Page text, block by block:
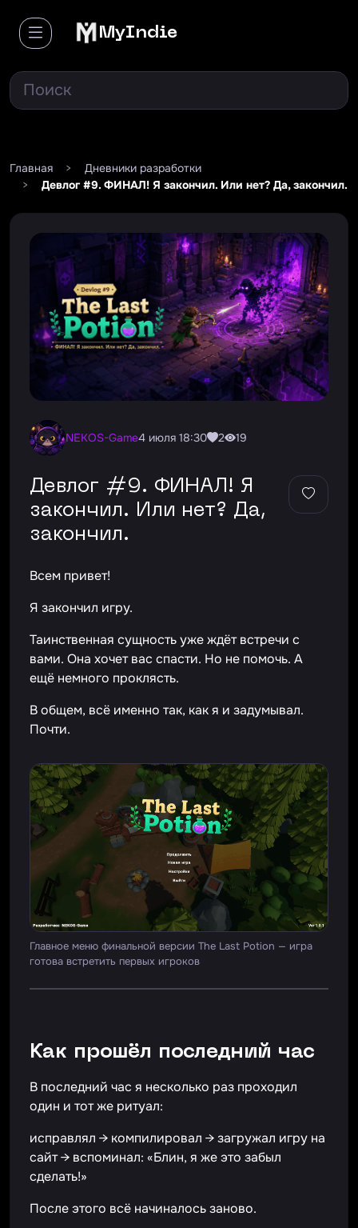
MyIndie
Главная >
Дневники разработки
>
Девлог #9. ФИНАЛ! Я закончил. Или нет? Да, закончил.
NEKOS-Game4 июля 18:30 2 19
Девлог #9. ФИНАЛ! Я
закончил. Или нет? Да,
закончил.
Всем привет!
Я закончил игру.
Таинственная сущность уже ждёт встречи с
вами. Она хочет вас спасти. Но не помочь. А
ещё немного проклясть.
В общем, всё именно так, как я и задумывал.
Почти.
Главное меню финальной версии The Last Potion — игра
готова встретить первых игроков
Как прошёл последний час
В последний час я несколько раз проходил
один и тот же ритуал:
исправлял → компилировал → загружал игру на
сайт → вспоминал: «Блин, я же это забыл
сделать!»
После этого всё начиналось заново.